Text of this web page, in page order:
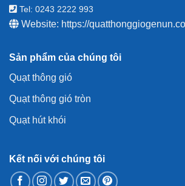
Tel: 0243 2222 993
Website: https://
Sản phẩm của chúng tôi
Quạt thông gió
Quạt thông gió tròn
Quạt hút khói
Kết nối với chúng tôi